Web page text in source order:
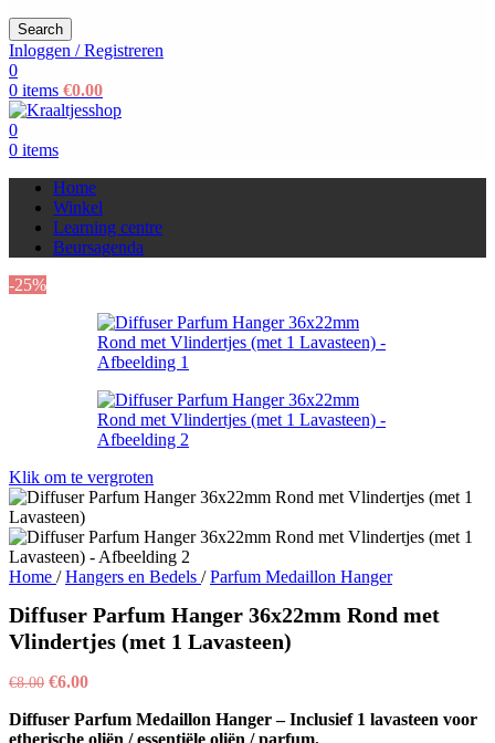
Search
Inloggen / Registreren
0
0 items €0.00
0
0 items
Home
Winkel
Learning centre
Beursagenda
-25%
Klik om te vergroten
Home / Hangers en Bedels / Parfum Medaillon Hanger
Diffuser Parfum Hanger 36x22mm Rond met
Vlindertjes (met 1 Lavasteen)
€8.00 Oorspronkelijke
was:
€6.00Huidige
is:
Diffuser Parfum Medaillon Hanger – Inclusief 1 lavasteen voor